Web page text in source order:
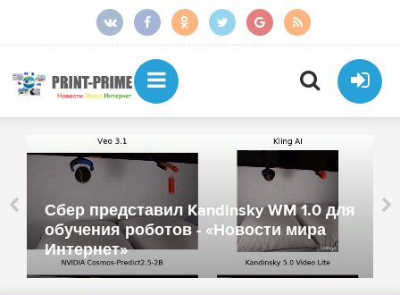
Сбер представил Kandinsky WM 1.0 для
обучения роботов - «Новости мира
Интернет»